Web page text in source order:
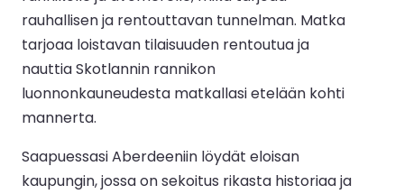
rauhallisen ja rentouttavan tunnelman. Matka
tarjoaa loistavan tilaisuuden rentoutua ja
nauttia Skotlannin rannikon
luonnonkauneudesta matkallasi etelään kohti
mannerta.
Saapuessasi Aberdeeniin löydät eloisan
kaupungin, jossa on sekoitus rikasta historiaa ja